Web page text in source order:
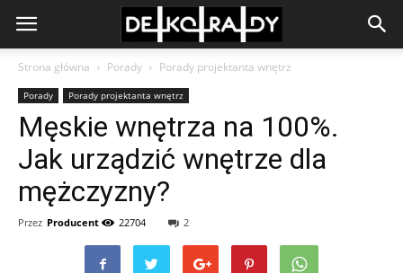
Strona główna Porady Porady projektanta wnętrz
Porady Porady projektanta wnętrz
Męskie wnętrza na 100%.
Jak urządzić wnętrze dla
mężczyzny?
Przez Producent 22704 2